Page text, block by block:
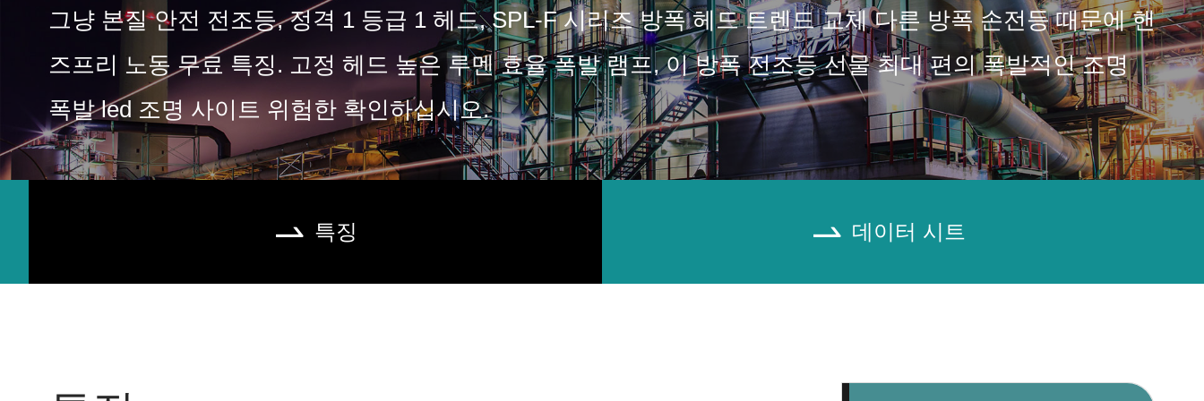
그냥 본질 안전 전조등, 정격 1 등급 1 헤드, SPL-F 시리즈 방폭 헤드 트렌드 교체 다른 방폭 손전등 때문에 핸
즈프리 노동 무료 특징. 고정 헤드 높은 루멘 효율 폭발 램프, 이 방폭 전조등 선물 최대 편의 폭발적인 조명
폭발 led 조명 사이트 위험한 확인하십시오.
 특징  데이터 시트